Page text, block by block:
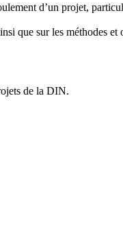
d’un projet,
que sur les méthodes
de la DIN.